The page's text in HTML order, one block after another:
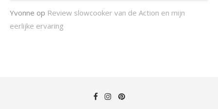
Yvonne op Review slowcooker van de Action en mijn
eerlijke ervaring